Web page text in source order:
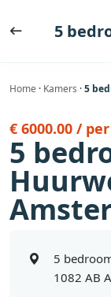
naar
5
Home · Kamers ·5
€ 6000.00 /
5
5
1082 AB